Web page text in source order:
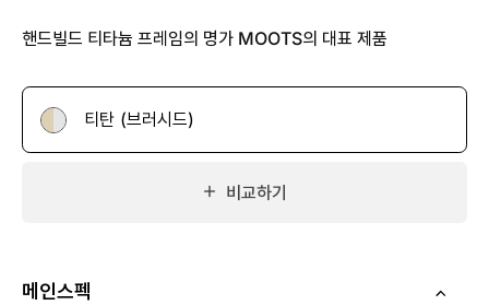
핸드빌드 티타늄 프레임의 명가 MOOTS의 대표 제품
티탄 (브러시드)
비교하기
메인스펙